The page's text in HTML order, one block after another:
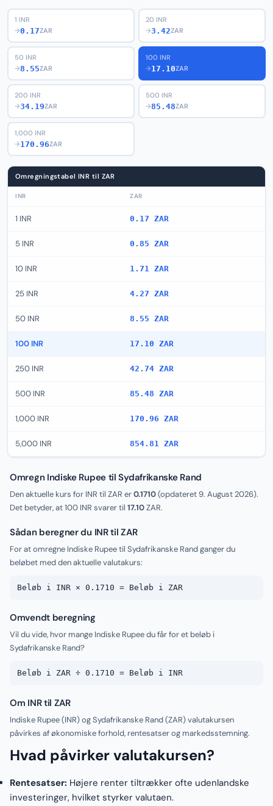
1 INR
→0.17ZAR
20 INR
→3.42ZAR
50 INR
→8.55ZAR
100 INR
→17.10ZAR
200 INR
→34.19ZAR
500 INR
→85.48ZAR
1,000 INR
→170.96ZAR
Omregningstabel INR til ZAR
INR ZAR
1 INR 0.17 ZAR
5 INR 0.85 ZAR
10 INR 1.71 ZAR
25 INR 4.27 ZAR
50 INR 8.55 ZAR
100 INR 17.10 ZAR
250 INR 42.74 ZAR
500 INR 85.48 ZAR
1,000 INR 170.96 ZAR
5,000 INR 854.81 ZAR
Omregn Indiske Rupee til Sydafrikanske Rand
Den aktuelle kurs for INR til ZAR er0.1710(opdateret9. August 2026).
Det betyder, at 100 INR svarer til 17.10ZAR.
Sådan beregner du INR til ZAR
For at omregne Indiske Rupee til Sydafrikanske Rand ganger du
beløbet med den aktuelle valutakurs:
Beløb i INR × 0.1710 = Beløb i ZAR
Omvendt beregning
Vil du vide, hvor mange Indiske Rupee du får for et beløb i
Sydafrikanske Rand?
Beløb i ZAR ÷ 0.1710 = Beløb i INR
Om INR til ZAR
Indiske Rupee (INR) og Sydafrikanske Rand (ZAR) valutakursen
påvirkes af økonomiske forhold, rentesatser og markedsstemning.
Hvad påvirker valutakursen?
Rentesatser: Højere renter tiltrækker ofte udenlandske
investeringer, hvilket styrker valutaen.